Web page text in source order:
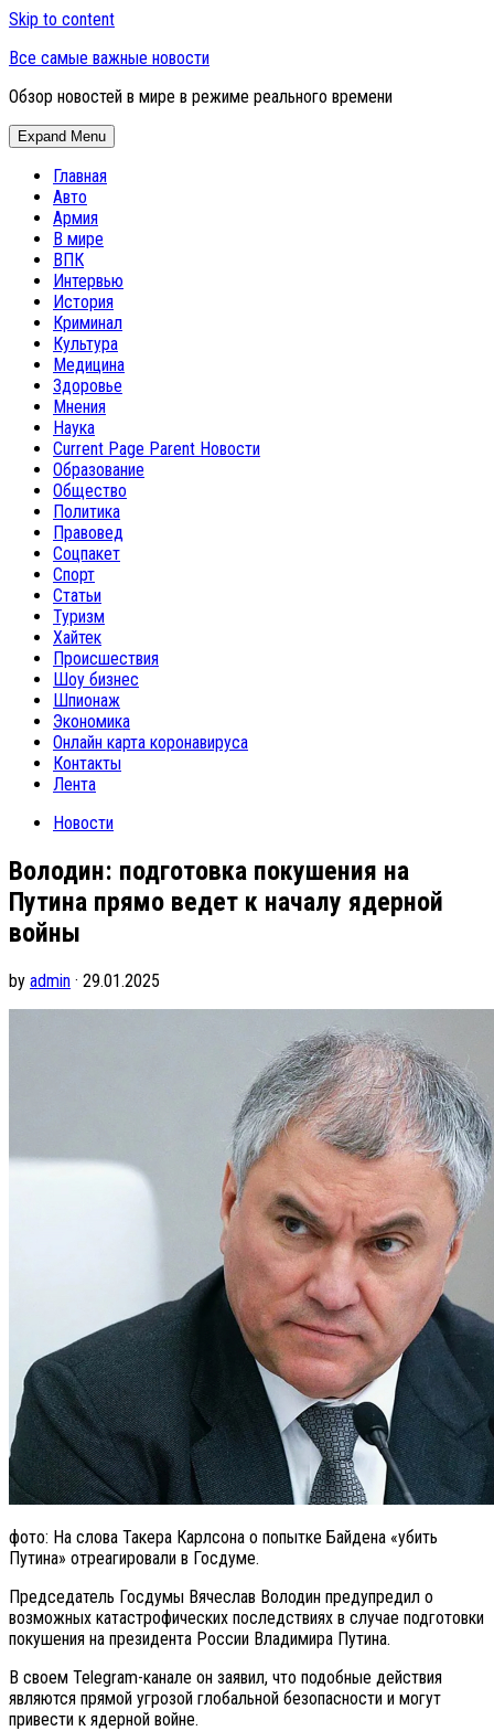
Skip to content
Все самые важные новости
Обзор новостей в мире в режиме реального времени
Expand Menu
Главная
Авто
Армия
В мире
ВПК
Интервью
История
Криминал
Культура
Медицина
Здоровье
Мнения
Наука
Current Page Parent Новости
Образование
Общество
Политика
Правовед
Соцпакет
Спорт
Статьи
Туризм
Хайтек
Происшествия
Шоу бизнес
Шпионаж
Экономика
Онлайн карта коронавируса
Контакты
Лента
Новости
Володин: подготовка покушения на
Путина прямо ведет к началу ядерной
войны
by admin · 29.01.2025
фото: На слова Такера Карлсона о попытке Байдена «убить
Путина» отреагировали в Госдуме.
Председатель Госдумы Вячеслав Володин предупредил о
возможных катастрофических последствиях в случае подготовки
покушения на президента России Владимира Путина.
В своем Telegram-канале он заявил, что подобные действия
являются прямой угрозой глобальной безопасности и могут
привести к ядерной войне.